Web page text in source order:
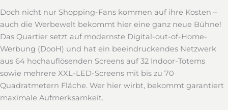
Doch nicht nur Shopping-Fans kommen auf ihre Kosten –
auch die Werbewelt bekommt hier eine ganz neue Bühne!
Das Quartier setzt auf modernste Digital-out-of-Home-
Werbung (DooH) und hat ein beeindruckendes Netzwerk
aus 64 hochauflösenden Screens auf 32 Indoor-Totems
sowie mehrere XXL-LED-Screens mit bis zu 70
Quadratmetern Fläche. Wer hier wirbt, bekommt garantiert
maximale Aufmerksamkeit.